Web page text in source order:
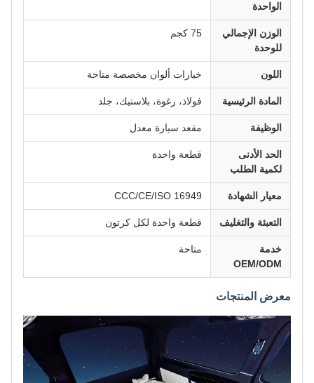
الواحدة
الوزن الإجمالي
للوحدة
75 كجم
اللون خيارات ألوان مخصصة متاحة
المادة الرئيسية فولاذ، رغوة، بلاستيك، جلد
الوظيفة مقعد سيارة معدل
الحد الأدنى
لكمية الطلب
قطعة واحدة
معيار الشهادة CCC/CE/ISO 16949
التعبئة والتغليف قطعة واحدة لكل كرتون
خدمة
OEM/ODM
متاحة
معرض المنتجات